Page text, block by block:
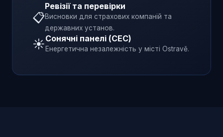
📋
Ревізії та перевірки
Висновки для страхових компаній та
державних установ.
☀️Сонячні панелі (СЕС)
Енергетична незалежність у місті Ostravě.